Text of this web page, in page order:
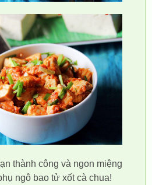
thành công và ngon miệng
ngô bao tử xốt cà chua!